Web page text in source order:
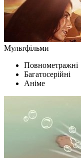
Мультфільми
Повнометражні
Багатосерійні
Аніме